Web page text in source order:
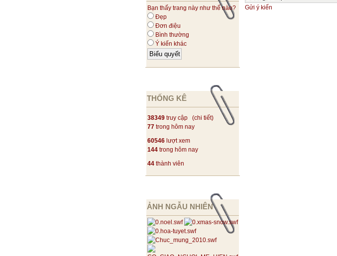
Bạn thấy trang này như thế nào?
Đẹp
Đơn điệu
Bình thường
Ý kiến khác
THỐNG KÊ
38349 truy cập (chi tiết)
77 trong hôm nay
60546 lượt xem
144 trong hôm nay
44 thành viên
ẢNH NGẪU NHIÊN
Gửi ý kiến